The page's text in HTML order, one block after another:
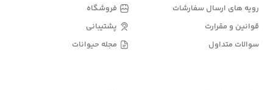
رویه های ارسال سفارشات
قوانین و مقرارت
سوالات متداول
فروشگاه
پشتیبانی
مجله حیوانات